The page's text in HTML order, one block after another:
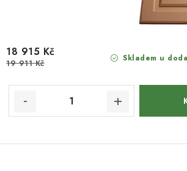
Skladem u
18 915 Kč
19 911 Kč